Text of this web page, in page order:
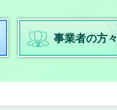
事業者の方々